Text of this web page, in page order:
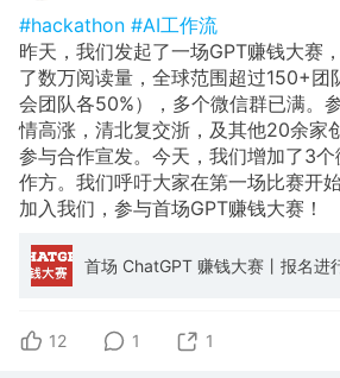
#hackathon #AI工作流
昨天，我们发起了一场GPT赚钱大赛
了数万阅读量，全球范围超过150+团
会团队各50%），多个微信群已满。
情高涨，清北复交浙，及其他20余家
参与合作宣发。今天，我们增加了3
作方。我们呼吁大家在第一场比赛开
加入我们，参与首场GPT赚钱大赛！
首场 ChatGPT 赚钱大赛丨报名进
12 1 1